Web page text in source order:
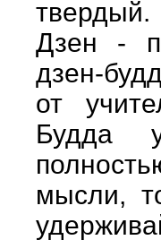
твердый.
Дзен -
дзен-
от
Будда
мысли,